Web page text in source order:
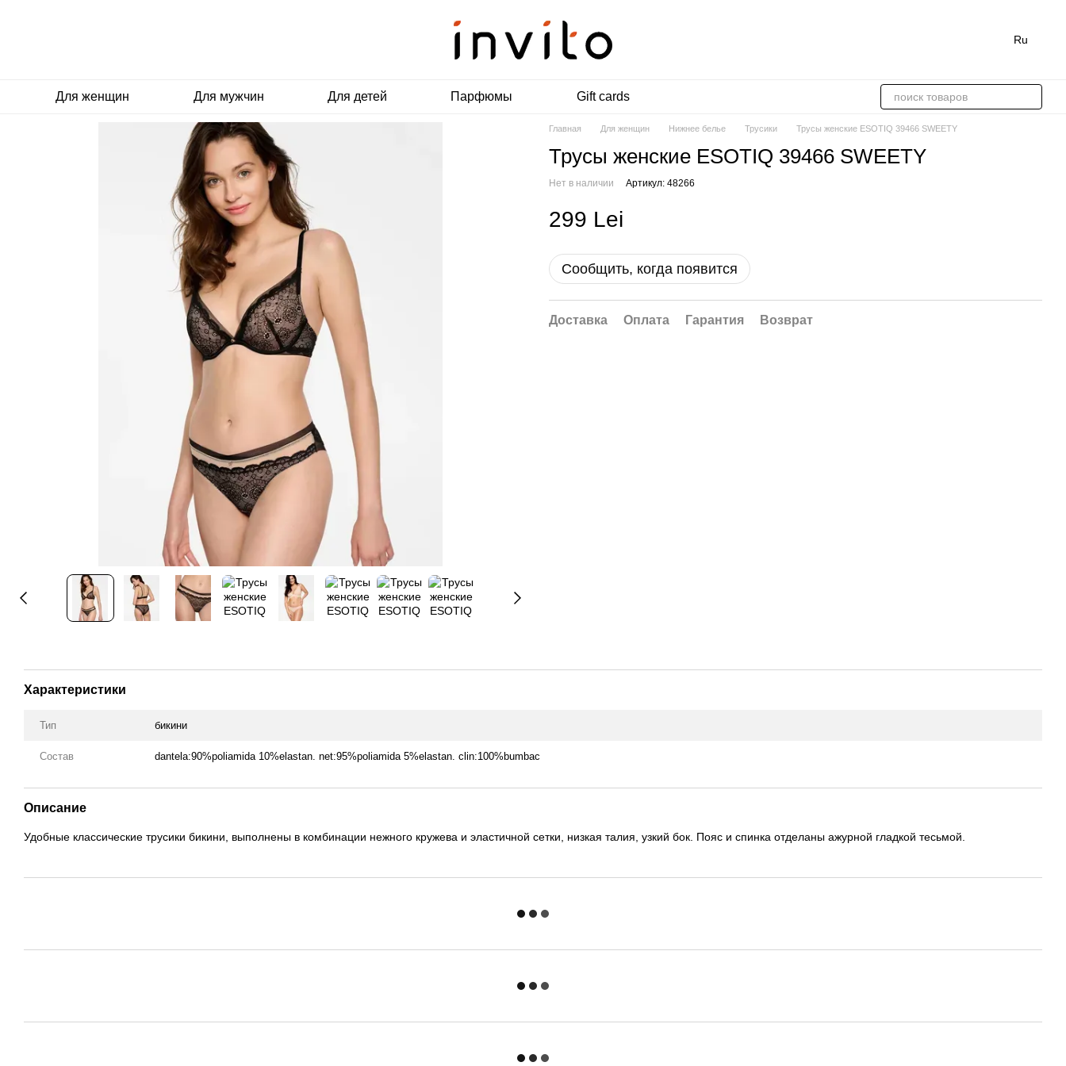
Ru
Для женщин Для мужчин Для детей Парфюмы Gift cards
Главная Для женщин Нижнее белье Трусики Трусы женские ESOTIQ 39466 SWEETY
Трусы женские ESOTIQ 39466 SWEETY
Нет в наличии Артикул: 48266
299 Lei
Сообщить, когда появится
Доставка Оплата Гарантия Возврат
Характеристики
Тип бикини
Состав dantela:90%poliamida 10%elastan. net:95%poliamida 5%elastan. clin:100%bumbac
Описание
Удобные классические трусики бикини, выполнены в комбинации нежного кружева и эластичной сетки, низкая талия, узкий бок. Пояс и спинка отделаны ажурной гладкой тесьмой.